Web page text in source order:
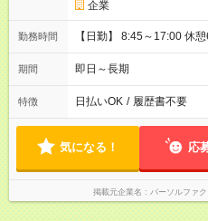
企業
勤務時間 【日勤】 8:45～17:00 休
期間 即日～長期
特徴 日払いOK / 履歴書不要
気になる！ 応
掲載元企業名 パーソルファ